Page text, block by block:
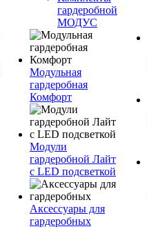
гардеробной
МОДУС
Модульная
гардеробная
Комфорт
Модули
гардеробной Лайт
с LED подсветкой
Аксессуары для
гардеробных